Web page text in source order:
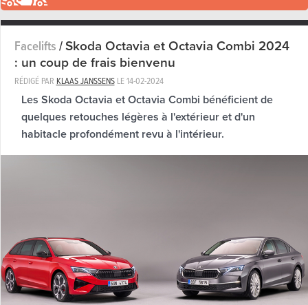
Facelifts/Skoda Octavia et Octavia Combi 2024
: un coup de frais bienvenu
RÉDIGÉ PAR KLAAS JANSSENSLE14-02-2024
Les Skoda Octavia et Octavia Combi bénéficient de
quelques retouches légères à l'extérieur et d'un
habitacle profondément revu à l'intérieur.